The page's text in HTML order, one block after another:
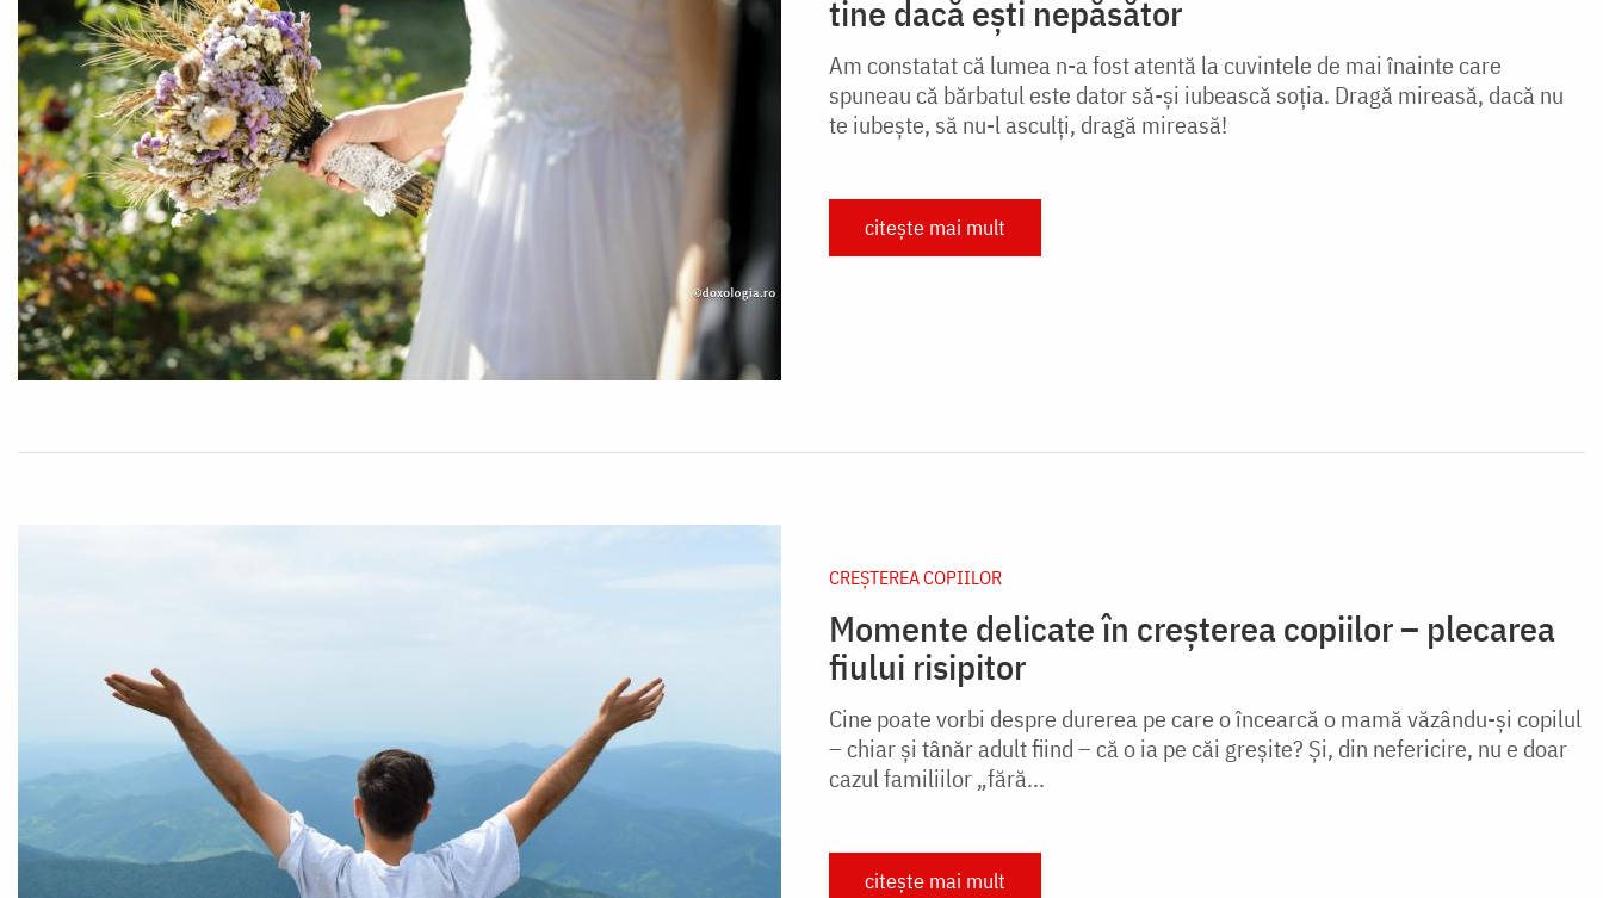
tine dacă ești nepăsător
Am constatat că lumea n-a fost atentă la cuvintele de mai înainte care
spuneau că bărbatul este dator să-şi iubească soţia. Dragă mireasă, dacă nu
te iubeşte, să nu-l asculţi, dragă mireasă!
citește mai mult
CREŞTEREA COPIILOR
Momente delicate în creșterea copiilor – plecarea
fiului risipitor
Cine poate vorbi despre durerea pe care o încearcă o mamă văzându-şi copilul
– chiar şi tânăr adult fiind – că o ia pe căi greşite? Şi, din nefericire, nu e doar
cazul familiilor „fără...
citește mai mult